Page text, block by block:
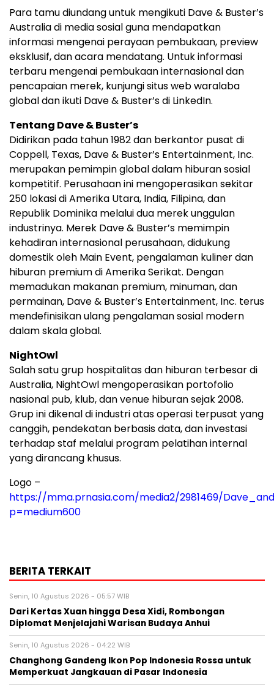
Para tamu diundang untuk mengikuti Dave & Buster’s
Australia di media sosial guna mendapatkan
informasi mengenai perayaan pembukaan, preview
eksklusif, dan acara mendatang. Untuk informasi
terbaru mengenai pembukaan internasional dan
pencapaian merek, kunjungi situs web waralaba
global dan ikuti Dave & Buster’s di LinkedIn.
Tentang Dave & Buster’s
Didirikan pada tahun 1982 dan berkantor pusat di
Coppell, Texas, Dave & Buster’s Entertainment, Inc.
merupakan pemimpin global dalam hiburan sosial
kompetitif. Perusahaan ini mengoperasikan sekitar
250 lokasi di Amerika Utara, India, Filipina, dan
Republik Dominika melalui dua merek unggulan
industrinya. Merek Dave & Buster’s memimpin
kehadiran internasional perusahaan, didukung
domestik oleh Main Event, pengalaman kuliner dan
hiburan premium di Amerika Serikat. Dengan
memadukan makanan premium, minuman, dan
permainan, Dave & Buster’s Entertainment, Inc. terus
mendefinisikan ulang pengalaman sosial modern
dalam skala global.
NightOwl
Salah satu grup hospitalitas dan hiburan terbesar di
Australia, NightOwl mengoperasikan portofolio
nasional pub, klub, dan venue hiburan sejak 2008.
Grup ini dikenal di industri atas operasi terpusat yang
canggih, pendekatan berbasis data, dan investasi
terhadap staf melalui program pelatihan internal
yang dirancang khusus.
Logo –
https://mma.prnasia.com/media2/2981469/
p=medium600
BERITA TERKAIT
Senin, 10 Agustus 2026 - 05:57 WIB
Dari Kertas Xuan hingga Desa Xidi, Rombongan
Diplomat Menjelajahi Warisan Budaya Anhui
Senin, 10 Agustus 2026 - 04:22 WIB
Changhong Gandeng Ikon Pop Indonesia Rossa untuk
Memperkuat Jangkauan di Pasar Indonesia